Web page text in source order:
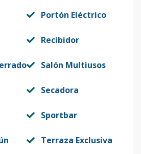
Portón Eléctrico
Recibidor
Salón Multiusos
Secadora
Sportbar
Terraza Exclusiva